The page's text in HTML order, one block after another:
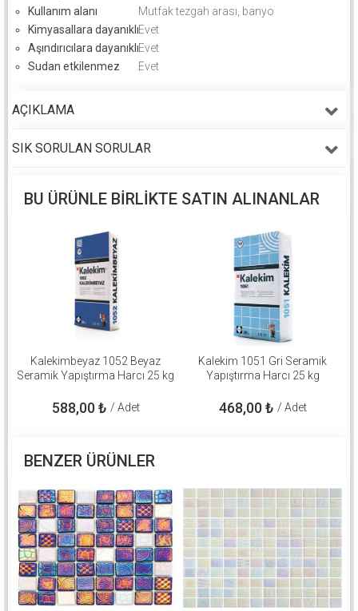
Kullanım alanı
Mutfak tezgah arası, banyo
Kimyasallara dayanıklıEvet
Aşındırıcılara dayanıklıEvet
Sudan etkilenmez
Evet
AÇIKLAMA
SIK SORULAN SORULAR
BU ÜRÜNLE BIRLIKTE SATIN ALINANLAR
Kalekimbeyaz 1052 Beyaz
Seramik Yapıştırma Harcı 25 kg
588,00₺ / Adet
Kalekim 1051 Gri Seramik
Yapıştırma Harcı 25 kg
468,00₺ / Adet
BENZER ÜRÜNLER